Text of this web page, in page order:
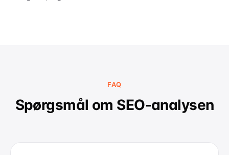
FAQ
Spørgsmål om SEO-analysen